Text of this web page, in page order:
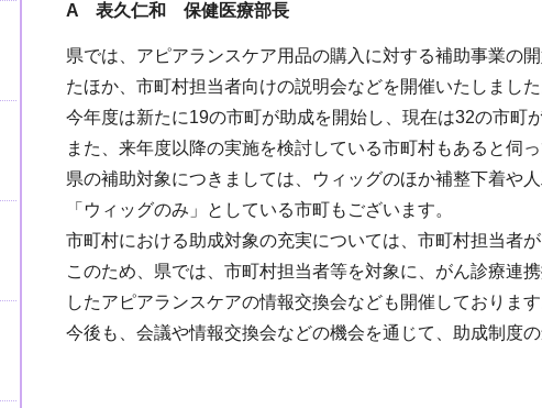
A 表久仁和 保健医療部長
県では、アピアランスケア用品の購入に対する補助事業の
たほか、市町村担当者向けの説明会などを開催いたしました
今年度は新たに19の市町が助成を開始し、現在は32の市町
また、来年度以降の実施を検討している市町村もあると伺っ
県の補助対象につきましては、ウィッグのほか補整下着や
「ウィッグのみ」としている市町もございます。
市町村における助成対象の充実については、市町村担当者
このため、県では、市町村担当者等を対象に、がん診療連
したアピアランスケアの情報交換会なども開催しております
今後も、会議や情報交換会などの機会を通じて、助成制度